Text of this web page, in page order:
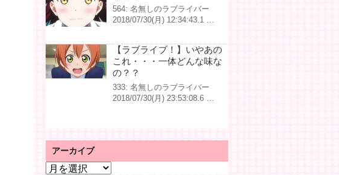
564: 名無しのラブライバー
2018/07/30(月) 12:34:43.1 …
【ラブライブ！】いやあの
これ・・・一体どんな味な
の？？
333: 名無しのラブライバー
2018/07/30(月) 23:53:08.6 …
アーカイブ
ア